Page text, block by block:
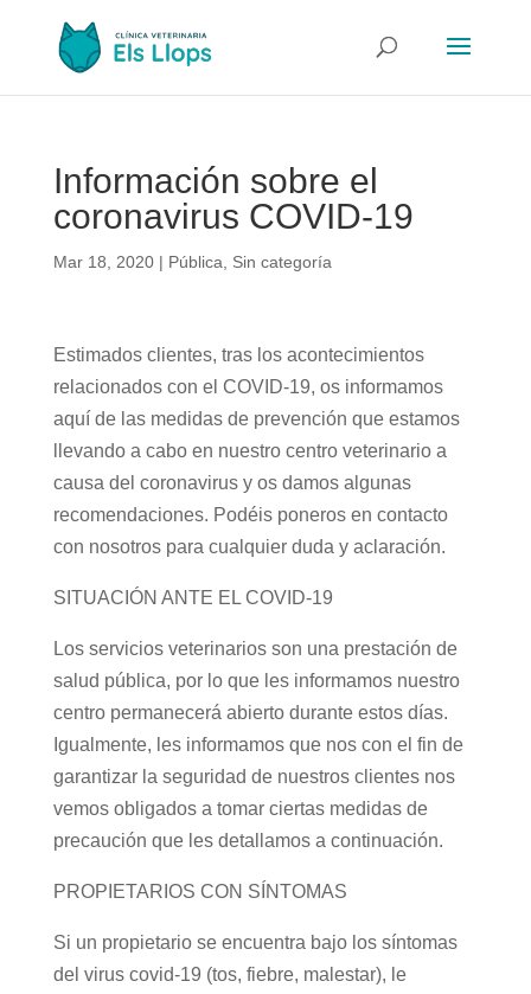
Información sobre el
coronavirus COVID-19
Mar 18, 2020| Pública Sin categoría
Estimados clientes, tras los acontecimientos
relacionados con el COVID-19, os informamos
aquí de las medidas de prevención que estamos
llevando a cabo en nuestro centro veterinario a
causa del coronavirus y os damos algunas
recomendaciones. Podéis poneros en contacto
con nosotros para cualquier duda y aclaración.
SITUACIÓN ANTE EL COVID-19
Los servicios veterinarios son una prestación de
salud pública, por lo que les informamos nuestro
centro permanecerá abierto durante estos días.
Igualmente, les informamos que nos con el fin de
garantizar la seguridad de nuestros clientes nos
vemos obligados a tomar ciertas medidas de
precaución que les detallamos a continuación.
PROPIETARIOS CON SÍNTOMAS
Si un propietario se encuentra bajo los síntomas
del virus covid-19 (tos, fiebre, malestar), le